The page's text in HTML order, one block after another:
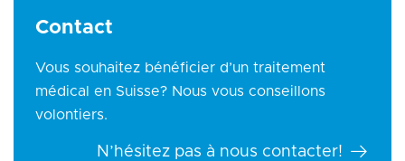
Contact
Vous souhaitez bénéficier d’un traitement
médical en Suisse? Nous vous conseillons
volontiers.
N’hésitez pas à nous contacter!